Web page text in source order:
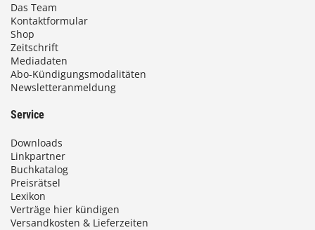
Das Team
Kontaktformular
Shop
Zeitschrift
Mediadaten
Abo-Kündigungsmodalitäten
Newsletteranmeldung
Service
Downloads
Linkpartner
Buchkatalog
Preisrätsel
Lexikon
Verträge hier kündigen
Versandkosten & Lieferzeiten